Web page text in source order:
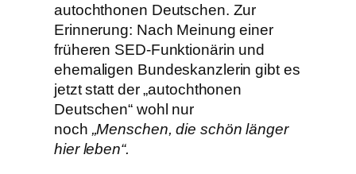
autochthonen Deutschen. Zur
Erinnerung: Nach Meinung einer
früheren SED-Funktionärin und
ehemaligen Bundeskanzlerin gibt es
jetzt statt der „autochthonen
Deutschen“ wohl nur
noch „Menschen, die schön länger
hier leben“.